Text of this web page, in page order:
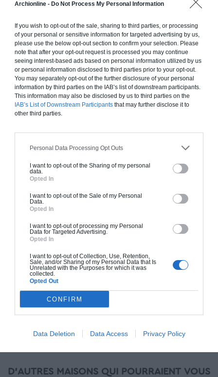
Archionline - Do Not Process My Personal Information
If you wish to opt-out of the sale, sharing to third parties, or processing
of your personal or sensitive information for targeted advertising by us,
please use the below opt-out section to confirm your selection. Please
note that after your opt-out request is processed you may continue
seeing interest-based ads based on personal information utilized by us
or personal information disclosed to third parties prior to your opt-out.
You may separately opt-out of the further disclosure of your personal
information by third parties on the IAB’s list of downstream participants.
This information may also be disclosed by us to third parties on the
IAB’s List of Downstream Participants that may further disclose it to
other third parties.
Personal Data Processing Opt Outs
I want to opt-out of the Sharing of my personal
data.
Opted In
I want to opt-out of the Sale of my Personal
Data.
Opted In
I want to opt-out of processing my Personal
Data for Targeted Advertising.
Opted In
I want to opt-out of Collection, Use, Retention,
Sale, and/or Sharing of my Personal Data that Is
Unrelated with the Purposes for which it was
collected.
Opted Out
CONFIRM
Data Deletion Data Access Privacy Policy
Chiffrage estimatif pour : Fondations et normes
Finitions haut de gamme. Le prix "clé en main"
inclut le gros oeuvre et le second oeuvre (cuisine,
peinture, sols...), mais exclut piscine, jardin et
clôture.
À partir de
160 000€ TTC
Chiffrage estimatif pour : Fondations et normes
standards. Construction en bloc coffrant isolant
en main" inclut le gros oeuvre et le second
oeuvre (cuisine, peinture, sols...), mais exclut
À partir de
183 000€ TTC
Je la veux !
D'AUTRES MAISONS QUI POURRAIENT VOUS